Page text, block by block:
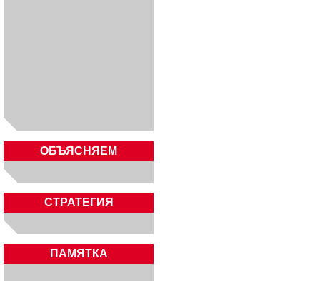
ОБЪЯСНЯЕМ
СТРАТЕГИЯ
ПАМЯТКА